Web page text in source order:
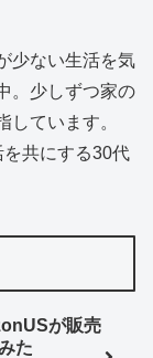
少ない生活を気
。少しずつ家の
しています。
共にする30代
が販売
た